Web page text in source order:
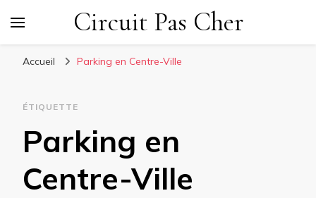
Circuit Pas Cher
Accueil Parking en Centre-Ville
ÉTIQUETTE
Parking en
Centre-Ville